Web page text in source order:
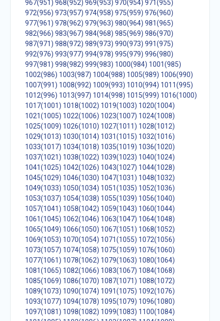
967(951) 968(952) 969(953) 970(954) 971(955)
972(956) 973(957) 974(958) 975(959) 976(960)
977(961) 978(962) 979(963) 980(964) 981(965)
982(966) 983(967) 984(968) 985(969) 986(970)
987(971) 988(972) 989(973) 990(973) 991(975)
992(976) 993(977) 994(978) 995(979) 996(980)
997(981) 998(982) 999(983) 1000(984) 1001(985)
1002(986) 1003(987) 1004(988) 1005(989) 1006(990)
1007(991) 1008(992) 1009(993) 1010(994) 1011(995)
1012(996) 1013(997) 1014(998) 1015(999) 1016(1000)
1017(1001) 1018(1002) 1019(1003) 1020(1004)
1021(1005) 1022(1006) 1023(1007) 1024(1008)
1025(1009) 1026(1010) 1027(1011) 1028(1012)
1029(1013) 1030(1014) 1031(1015) 1032(1016)
1033(1017) 1034(1018) 1035(1019) 1036(1020)
1037(1021) 1038(1022) 1039(1023) 1040(1024)
1041(1025) 1042(1026) 1043(1027) 1044(1028)
1045(1029) 1046(1030) 1047(1031) 1048(1032)
1049(1033) 1050(1034) 1051(1035) 1052(1036)
1053(1037) 1054(1038) 1055(1039) 1056(1040)
1057(1041) 1058(1042) 1059(1043) 1060(1044)
1061(1045) 1062(1046) 1063(1047) 1064(1048)
1065(1049) 1066(1050) 1067(1051) 1068(1052)
1069(1053) 1070(1054) 1071(1055) 1072(1056)
1073(1057) 1074(1058) 1075(1059) 1076(1060)
1077(1061) 1078(1062) 1079(1063) 1080(1064)
1081(1065) 1082(1066) 1083(1067) 1084(1068)
1085(1069) 1086(1070) 1087(1071) 1088(1072)
1089(1073) 1090(1074) 1091(1075) 1092(1076)
1093(1077) 1094(1078) 1095(1079) 1096(1080)
1097(1081) 1098(1082) 1099(1083) 1100(1084)